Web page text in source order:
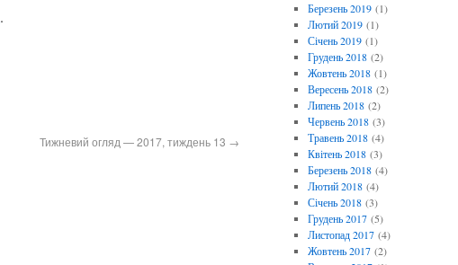
.
Тижневий огляд — 2017, тиждень 13 →
Березень 2019(1)
Лютий 2019(1)
Січень 2019(1)
Грудень 2018(2)
Жовтень 2018(1)
Вересень 2018(2)
Липень 2018(2)
Червень 2018(3)
Травень 2018(4)
Квітень 2018(3)
Березень 2018(4)
Лютий 2018(4)
Січень 2018(3)
Грудень 2017(5)
Листопад 2017(4)
Жовтень 2017(2)